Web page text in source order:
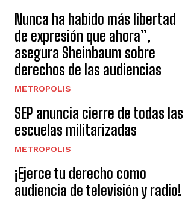
Nunca ha habido más libertad
de expresión que ahora”,
asegura Sheinbaum sobre
derechos de las audiencias
METROPOLIS
SEP anuncia cierre de todas las
escuelas militarizadas
METROPOLIS
¡Ejerce tu derecho como
audiencia de televisión y radio!